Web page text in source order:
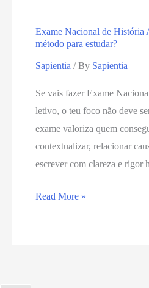
Exame Nacional de História
método para estudar?
Sapientia / By Sapientia
Se vais fazer Exame
letivo, o teu foco não deve
exame valoriza quem
contextualizar, relacionar
escrever com clareza e rigor
Read More »